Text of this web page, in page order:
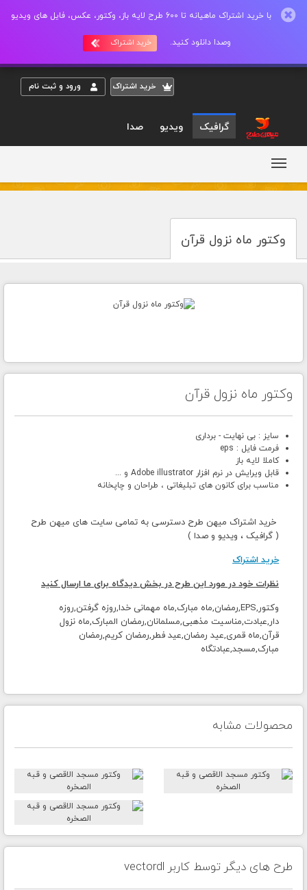
با خرید اشتراک ماهیانه تا 600 طرح لایه باز، وکتور، عکس، فایل های ویدیو
وصدا دانلود کنید. خرید اشتراک
خريد اشتراک ورود و ثبت نام
گرافیک ویدیو صدا
وکتور ماه نزول قرآن
وکتور ماه نزول قرآن
سایز : بی نهایت - برداری
فرمت فایل : eps
کاملا لایه باز
قابل ویرایش در نرم افزار Adobe illustrator و ...
مناسب برای کانون های تبلیغاتی ، طراحان و چاپخانه
خرید اشتراک میهن طرح دسترسی به تمامی سایت های میهن طرح
( گرافیک ، ویدیو و صدا )
خرید اشتراک
نظرات خود در مورد این طرح در بخش دیدگاه برای ما ارسال کنید
وکتور,EPS,رمضان,ماه مبارک,ماه مهمانی خدا,روزه گرفتن,روزه
دار,عبادت,مناسیت مذهبی,مسلمانان,رمضان المبارک,ماه نزول
قرآن,ماه قمری,عید رمضان,عید فطر,رمضان کریم,رمضان
مبارک,مسجد,عبادتگاه
محصولات مشابه
طرح های دیگر توسط کاربر vectordl